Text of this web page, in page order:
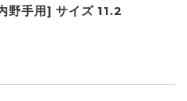
野手用] サイズ 11.2